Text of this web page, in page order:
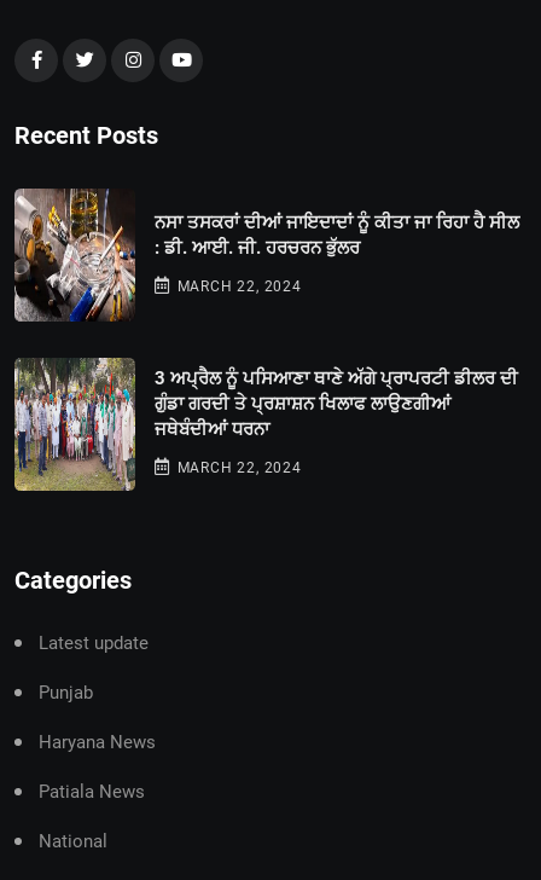
Recent Posts
ਨਸਾ ਤਸਕਰਾਂ ਦੀਆਂ ਜਾਇਦਾਦਾਂ ਨੂੰ ਕੀਤਾ ਜਾ ਰਿਹਾ ਹੈ ਸੀਲ
: ਡੀ. ਆਈ. ਜੀ. ਹਰਚਰਨ ਭੁੱਲਰ
MARCH 22, 2024
3 ਅਪ੍ਰੈਲ ਨੂੰ ਪਸਿਆਣਾ ਥਾਣੇ ਅੱਗੇ ਪ੍ਰਾਪਰਟੀ ਡੀਲਰ ਦੀ
ਗੁੰਡਾ ਗਰਦੀ ਤੇ ਪ੍ਰਸ਼ਾਸ਼ਨ ਖਿਲਾਫ ਲਾਉਣਗੀਆਂ
ਜਥੇਬੰਦੀਆਂ ਧਰਨਾ
MARCH 22, 2024
Categories
Latest update
Punjab
Haryana News
Patiala News
National